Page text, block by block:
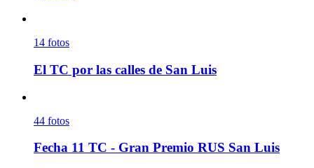
14 fotos
El TC por las calles de San Luis
44 fotos
Fecha 11 TC - Gran Premio RUS San Luis